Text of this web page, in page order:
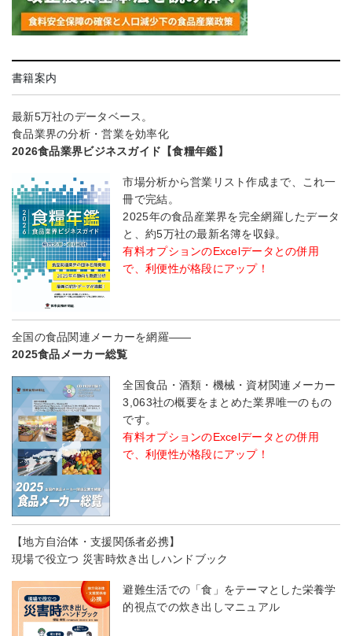
書籍案内
最新5万社のデータベース。
食品業界の分析・営業を効率化
2026食品業界ビジネスガイド【食糧年鑑】
市場分析から営業リスト作成まで、これ一
冊で完結。
2025年の食品産業界を完全網羅したデータ
と、約5万社の最新名簿を収録。
有料オプションのExcelデータとの併用
で、利便性が格段にアップ！
全国の食品関連メーカーを網羅――
2025食品メーカー総覧
全国食品・酒類・機械・資材関連メーカー
3,063社の概要をまとめた業界唯一のもの
です。
有料オプションのExcelデータとの併用
で、利便性が格段にアップ！
【地方自治体・支援関係者必携】
現場で役立つ 災害時炊き出しハンドブック
避難生活での「食」をテーマとした栄養学
的視点での炊き出しマニュアル